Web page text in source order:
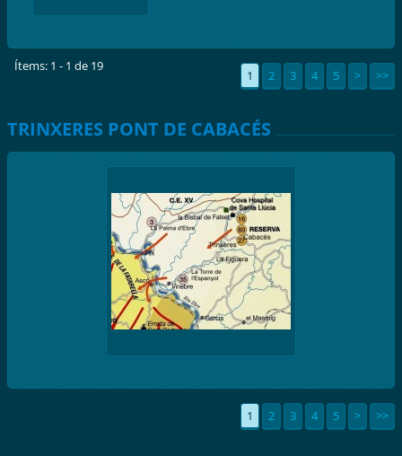
Ítems: 1 - 1 de 19
1 2 3 4 5 > >>
TRINXERES PONT DE CABACÉS
1 2 3 4 5 > >>